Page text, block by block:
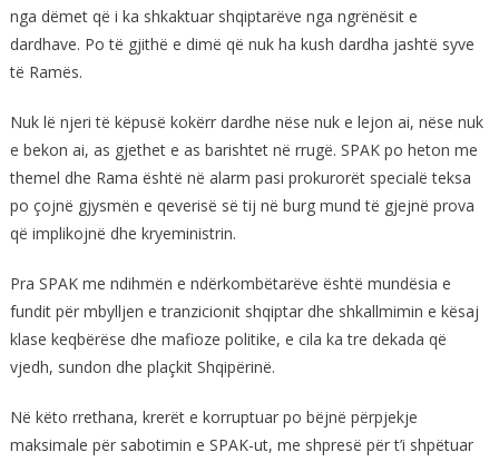
nga dëmet që i ka shkaktuar shqiptarëve nga ngrënësit e
dardhave. Po të gjithë e dimë që nuk ha kush dardha jashtë syve
të Ramës.
Nuk lë njeri të këpusë kokërr dardhe nëse nuk e lejon ai, nëse nuk
e bekon ai, as gjethet e as barishtet në rrugë. SPAK po heton me
themel dhe Rama është në alarm pasi prokurorët specialë teksa
po çojnë gjysmën e qeverisë së tij në burg mund të gjejnë prova
që implikojnë dhe kryeministrin.
Pra SPAK me ndihmën e ndërkombëtarëve është mundësia e
fundit për mbylljen e tranzicionit shqiptar dhe shkallmimin e kësaj
klase keqbërëse dhe mafioze politike, e cila ka tre dekada që
vjedh, sundon dhe plaçkit Shqipërinë.
Në këto rrethana, krerët e korruptuar po bëjnë përpjekje
maksimale për sabotimin e SPAK-ut, me shpresë për t’i shpëtuar